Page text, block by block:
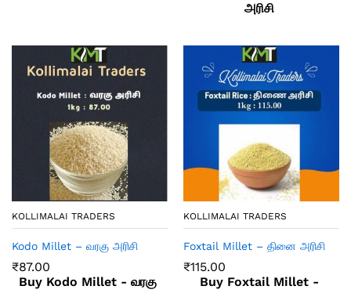
அரிசி
KOLLIMALAI TRADERS
Kodo Millet – வரகு அரிசி
₹87.00
Buy Kodo Millet - வரகு
KOLLIMALAI TRADERS
Foxtail Millet – தினை அரிசி
₹115.00
Buy Foxtail Millet -